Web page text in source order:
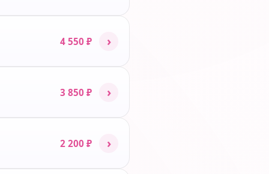
4 550 ₽ ›
3 850 ₽ ›
2 200 ₽ ›